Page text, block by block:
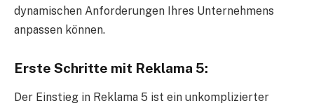
dynamischen Anforderungen Ihres Unternehmens
anpassen können.
Erste Schritte mit Reklama 5:
Der Einstieg in Reklama 5 ist ein unkomplizierter